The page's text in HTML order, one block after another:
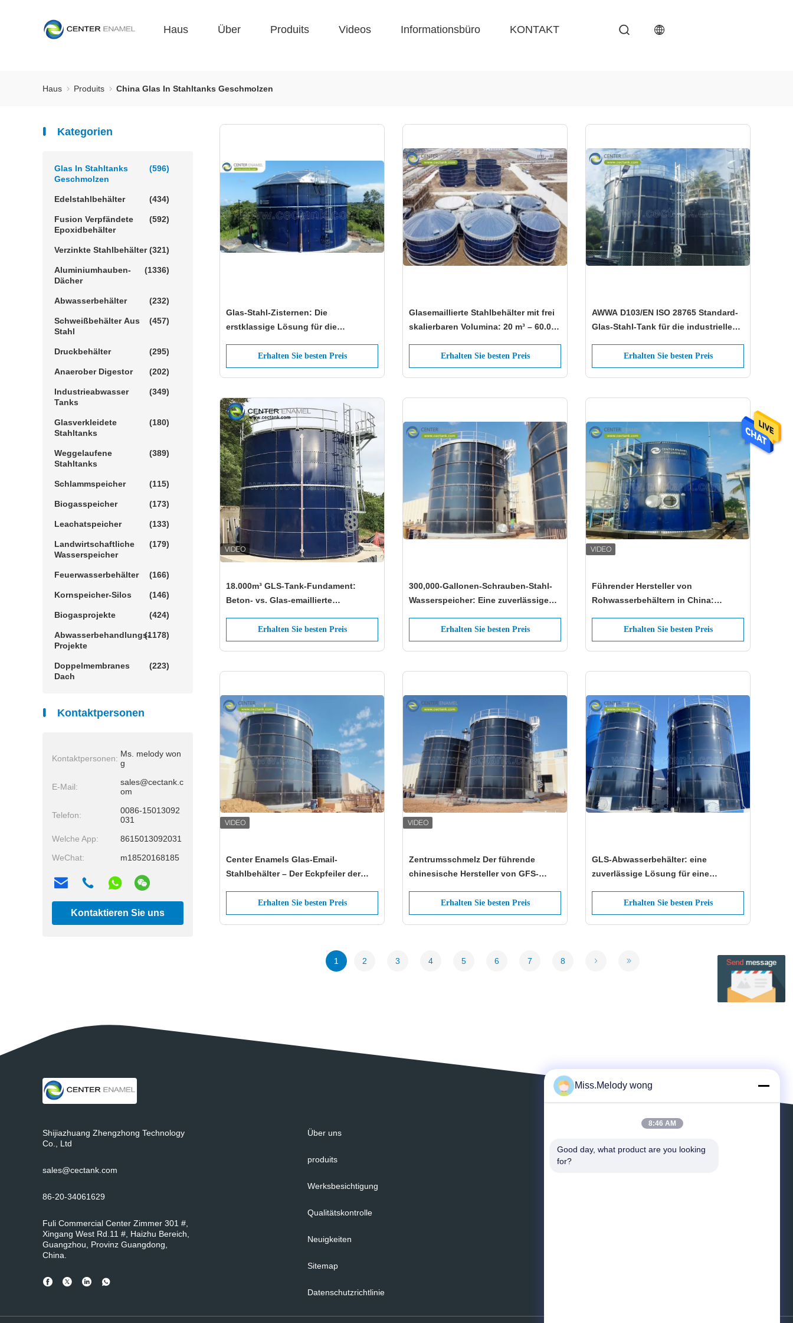
Haus Über Produits Videos Informationsbüro KONTAKT
Haus Produits China Glas In Stahltanks Geschmolzen
Kategorien
Glas In Stahltanks
Geschmolzen
(596)
Edelstahlbehälter (434)
Fusion Verpfändete
Epoxidbehälter
(592)
Verzinkte Stahlbehälter (321)
Aluminiumhauben-
Dächer
(1336)
Abwasserbehälter (232)
Schweißbehälter Aus
Stahl
(457)
Druckbehälter (295)
Anaerober Digestor (202)
Industrieabwasser
Tanks
(349)
Glasverkleidete
Stahltanks
(180)
Weggelaufene
Stahltanks
(389)
Schlammspeicher (115)
Biogasspeicher (173)
Leachatspeicher (133)
Landwirtschaftliche
Wasserspeicher
(179)
Feuerwasserbehälter (166)
Kornspeicher-Silos (146)
Biogasprojekte (424)
Abwasserbehandlungs-
Projekte
(1178)
Doppelmembranes
Dach
(223)
Kontaktpersonen
Kontaktpersonen: Ms. melody won
g
E-Mail:
sales@cectank.c
om
Telefon:
0086-15013092
031
Welche App:
8615013092031
WeChat:
m18520168185
Kontaktieren Sie uns
Glas-Stahl-Zisternen: Die
erstklassige Lösung für die
FlüssigkeitenErhalten Sie besten Preis
Glasemaillierte Stahlbehälter mit frei
skalierbaren Volumina: 20 m³ – 60.000
Erhalten Sie besten Preis
AWWA D103/EN ISO 28765 Standard-
Glas-Stahl-Tank für die industrielle
Erhalten Sie besten Preis
18.000m³ GLS-Tank-Fundament:
Beton- vs. Glas-emaillierte
Erhalten Sie besten Preis
300,000-Gallonen-Schrauben-Stahl-
Wasserspeicher: Eine zuverlässige
Wasserspeicherbedürfnisse
Erhalten Sie besten Preis
Führender Hersteller von
Rohwasserbehältern in China:
Wasserspeicherung
Erhalten Sie besten Preis
Center Enamels Glas-Email-
Stahlbehälter – Der Eckpfeiler der
Erhalten Sie besten Preis
Zentrumsschmelz Der führende
chinesische Hersteller von GFS-
Erhalten Sie besten Preis
GLS-Abwasserbehälter: eine
zuverlässige Lösung für eine
lagerungErhalten Sie besten Preis
1 2 3 4 5 6 7 8
Shijiazhuang Zhengzhong Technology
Co., Ltd
sales@cectank.com
86-20-34061629
Fuli Commercial Center Zimmer 301 #,
Xingang West Rd.11 #, Haizhu Bereich,
Guangzhou, Provinz Guangdong,
China.
Über uns
produits
Werksbesichtigung
Qualitätskontrolle
Neuigkeiten
Sitemap
Datenschutzrichtlinie
Miss.Melody wong
8:46 AM
Good day, what product are you looking
for?